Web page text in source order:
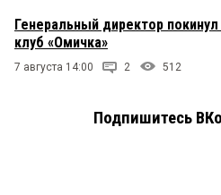
Генеральный директор
клуб «Омичка»
7 августа 14:00 2 512
Подпишитесь